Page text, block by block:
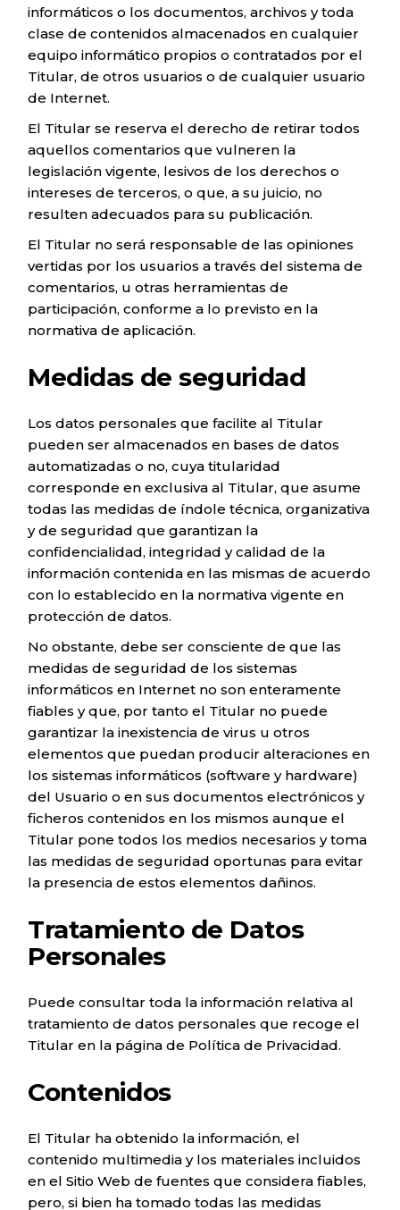
informáticos o los documentos, archivos y toda
clase de contenidos almacenados en cualquier
equipo informático propios o contratados por el
Titular, de otros usuarios o de cualquier usuario
de Internet.
El Titular se reserva el derecho de retirar todos
aquellos comentarios que vulneren la
legislación vigente, lesivos de los derechos o
intereses de terceros, o que, a su juicio, no
resulten adecuados para su publicación.
El Titular no será responsable de las opiniones
vertidas por los usuarios a través del sistema de
comentarios, u otras herramientas de
participación, conforme a lo previsto en la
normativa de aplicación.
Medidas de seguridad
Los datos personales que facilite al Titular
pueden ser almacenados en bases de datos
automatizadas o no, cuya titularidad
corresponde en exclusiva al Titular, que asume
todas las medidas de índole técnica, organizativa
y de seguridad que garantizan la
confidencialidad, integridad y calidad de la
información contenida en las mismas de acuerdo
con lo establecido en la normativa vigente en
protección de datos.
No obstante, debe ser consciente de que las
medidas de seguridad de los sistemas
informáticos en Internet no son enteramente
fiables y que, por tanto el Titular no puede
garantizar la inexistencia de virus u otros
elementos que puedan producir alteraciones en
los sistemas informáticos (software y hardware)
del Usuario o en sus documentos electrónicos y
ficheros contenidos en los mismos aunque el
Titular pone todos los medios necesarios y toma
las medidas de seguridad oportunas para evitar
la presencia de estos elementos dañinos.
Tratamiento de Datos
Personales
Puede consultar toda la información relativa al
tratamiento de datos personales que recoge el
Titular en la página de Política de Privacidad.
Contenidos
El Titular ha obtenido la información, el
contenido multimedia y los materiales incluidos
en el Sitio Web de fuentes que considera fiables,
pero, si bien ha tomado todas las medidas